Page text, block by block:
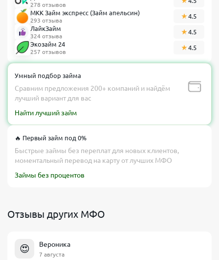
278 отзывов
МКК Займ экспресс (Займ апельсин)
293 отзыва
4.5
ЛайкЗайм
324 отзыва
4.5
Экозайм 24
257 отзывов
4.5
Умный подбор займа
Сравним предложения 200+ компаний и найдём
лучший вариант для вас
Найти лучший займ
🔥 Первый займ под 0%
Быстрые займы без переплат для новых клиентов,
моментальный перевод на карту от лучших МФО
Займы без процентов
Отзывы других МФО
😍 Вероника
7 августа